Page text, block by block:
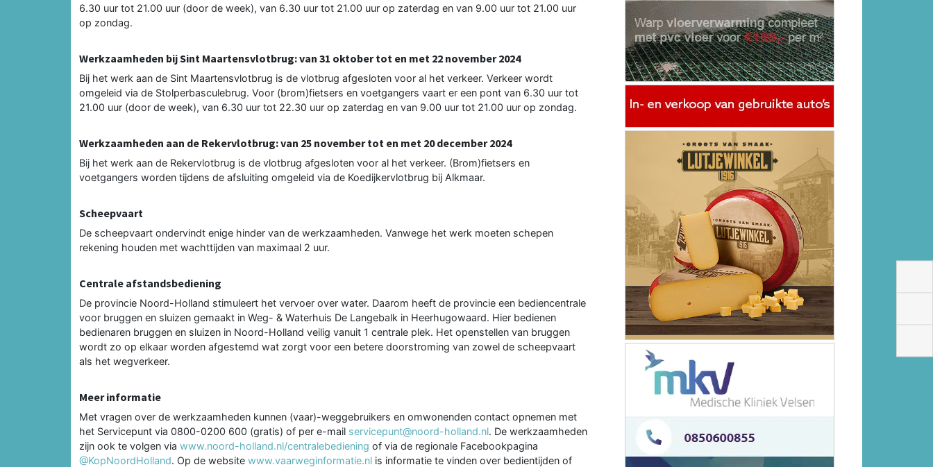
6.30 uur tot 21.00 uur (door de week), van 6.30 uur tot 21.00 uur op zaterdag en van 9.00 uur tot 21.00 uur
op zondag.
Werkzaamheden bij Sint Maartensvlotbrug: van 31 oktober tot en met 22 november 2024
Bij het werk aan de Sint Maartensvlotbrug is de vlotbrug afgesloten voor al het verkeer. Verkeer wordt
omgeleid via de Stolperbasculebrug. Voor (brom)fietsers en voetgangers vaart er een pont van 6.30 uur tot
21.00 uur (door de week), van 6.30 uur tot 22.30 uur op zaterdag en van 9.00 uur tot 21.00 uur op zondag.
Werkzaamheden aan de Rekervlotbrug: van 25 november tot en met 20 december 2024
Bij het werk aan de Rekervlotbrug is de vlotbrug afgesloten voor al het verkeer. (Brom)fietsers en
voetgangers worden tijdens de afsluiting omgeleid via de Koedijkervlotbrug bij Alkmaar.
Scheepvaart
De scheepvaart ondervindt enige hinder van de werkzaamheden. Vanwege het werk moeten schepen
rekening houden met wachttijden van maximaal 2 uur.
Centrale afstandsbediening
De provincie Noord-Holland stimuleert het vervoer over water. Daarom heeft de provincie een bediencentrale
voor bruggen en sluizen gemaakt in Weg- & Waterhuis De Langebalk in Heerhugowaard. Hier bedienen
bedienaren bruggen en sluizen in Noord-Holland veilig vanuit 1 centrale plek. Het openstellen van bruggen
wordt zo op elkaar worden afgestemd wat zorgt voor een betere doorstroming van zowel de scheepvaart
als het wegverkeer.
Meer informatie
Met vragen over de werkzaamheden kunnen (vaar)-weggebruikers en omwonenden contact opnemen met
het Servicepunt via 0800-0200 600 (gratis) of per e-mail servicepunt@noord-holland.nl. De werkzaamheden
zijn ook te volgen via www.noord-holland.nl/centralebediening of via de regionale Facebookpagina
@KopNoordHolland. Op de website www.vaarweginformatie.nl is informatie te vinden over bedientijden of